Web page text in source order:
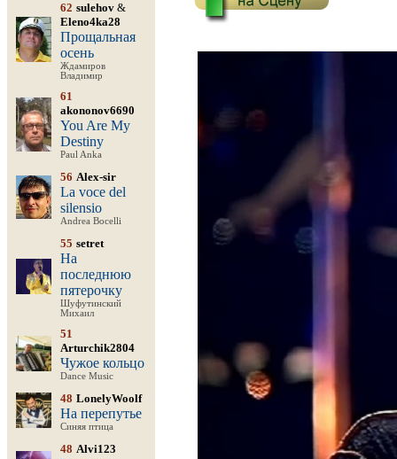
62 sulehov &
Eleno4ka28
Прощальная
осень
Ждамиров
Владимир
61
akononov6690
You Are My
Destiny
Paul Anka
56 Alex-sir
La voce del
silensio
Andrea Bocelli
55 setret
На
последнюю
пятерочку
Шуфутинский
Михаил
51
Arturchik2804
Чужое кольцо
Dance Music
48 LonelyWoolf
На перепутье
Синяя птица
48 Alvi123